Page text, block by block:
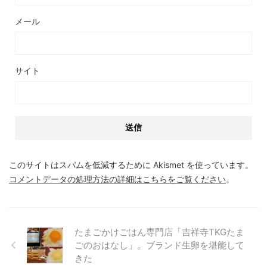
メール
サイト
このサイトはスパムを低減するために Akismet を使っています。
コメントデータの処理方法の詳細はこちらをご覧ください。
たまごかけごはん専門店「吉祥寺TKGたま
ごのおはなし」。ブランド生卵を堪能して
きた